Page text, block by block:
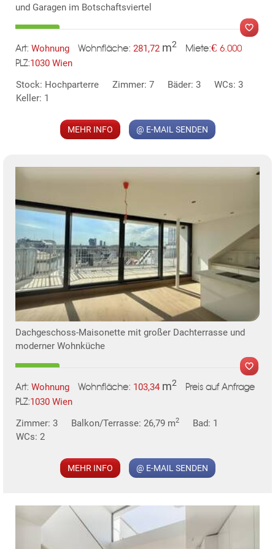
und Garagen im Botschaftsviertel
Art: Wohnung Wohnfläche: 281,72 m2 Miete:€ 6.000
PLZ:1030 Wien
Stock: Hochparterre
Zimmer: 7 Bäder: 3
WCs: 3
Keller: 1
MEHR INFO @ E-MAIL SENDEN
Dachgeschoss-Maisonette mit großer Dachterrasse und
moderner Wohnküche
Art: Wohnung Wohnfläche: 103,34 m2
Preis auf Anfrage
PLZ:1030 Wien
Zimmer: 3
Balkon/Terrasse: 26,79 m2
Bad: 1
WCs: 2
MEHR INFO @ E-MAIL SENDEN